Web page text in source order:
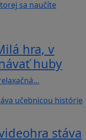
hra, v
huby
stáva